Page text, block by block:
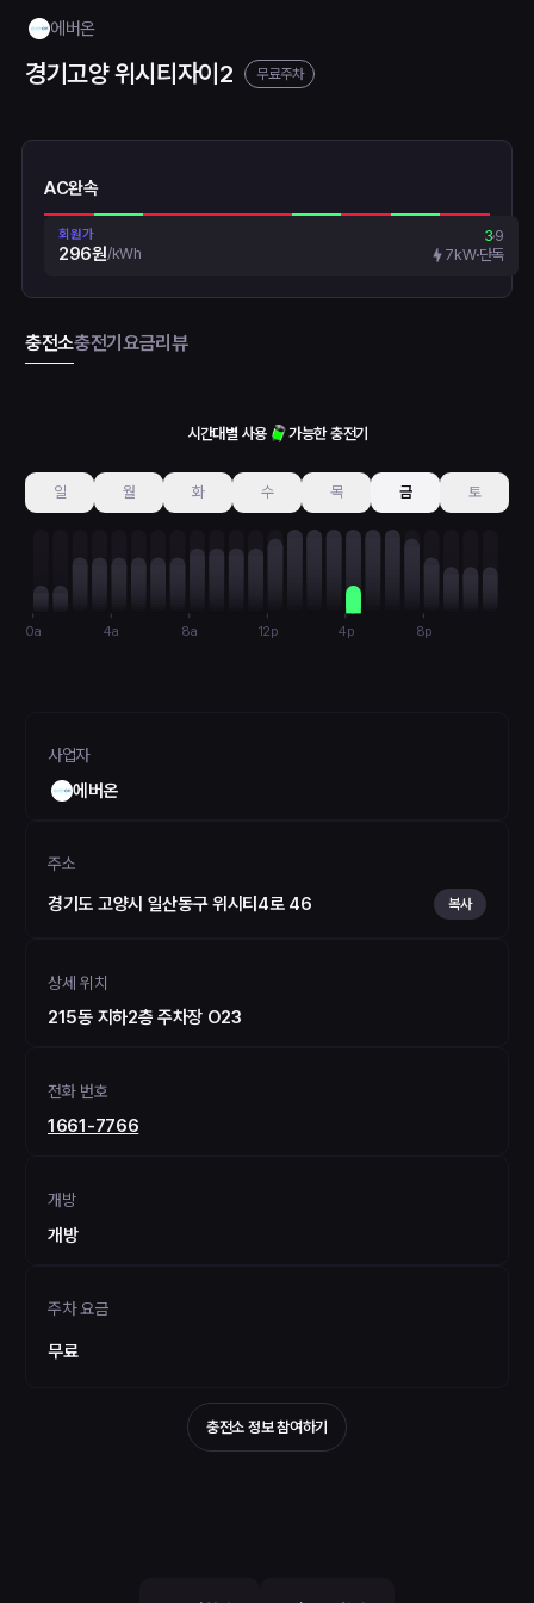
에버온
경기고양 위시티자이2 무료주차
AC완속
회원가
296원/kWh
39
7kW단독
충전소충전기요금리뷰
시간대별 사용 가능한 충전기
일 월 화 수 목 금 토
0a 4a 8a 12p 4p 8p
사업자
에버온
주소
경기도 고양시 일산동구 위시티4로 46 복사
상세 위치
215동 지하2층 주차장 O23
전화 번호
1661-7766
개방
개방
주차 요금
무료
충전소 정보 참여하기